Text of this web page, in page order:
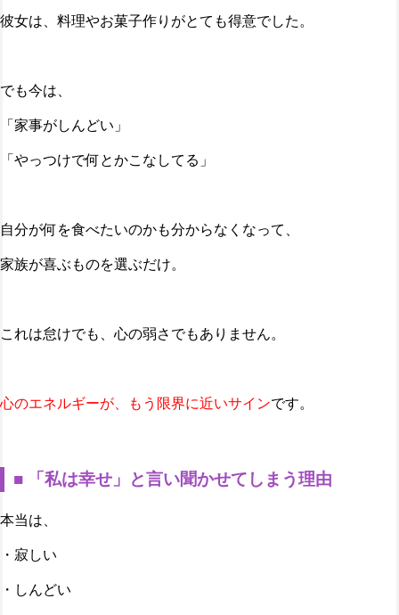
彼女は、料理やお菓子作りがとても得意でした。
でも今は、
「家事がしんどい」
「やっつけで何とかこなしてる」
自分が何を食べたいのかも分からなくなって、
家族が喜ぶものを選ぶだけ。
これは怠けでも、心の弱さでもありません。
心のエネルギーが、もう限界に近いサインです。
■ 「私は幸せ」と言い聞かせてしまう理由
本当は、
・寂しい
・しんどい